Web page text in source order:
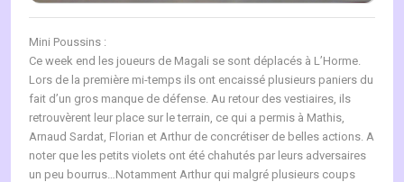
Mini Poussins :
Ce week end les joueurs de Magali se sont déplacés à L’Horme.
Lors de la première mi-temps ils ont encaissé plusieurs paniers du
fait d’un gros manque de défense. Au retour des vestiaires, ils
retrouvèrent leur place sur le terrain, ce qui a permis à Mathis,
Arnaud Sardat, Florian et Arthur de concrétiser de belles actions. A
noter que les petits violets ont été chahutés par leurs adversaires
un peu bourrus…Notamment Arthur qui malgré plusieurs coups